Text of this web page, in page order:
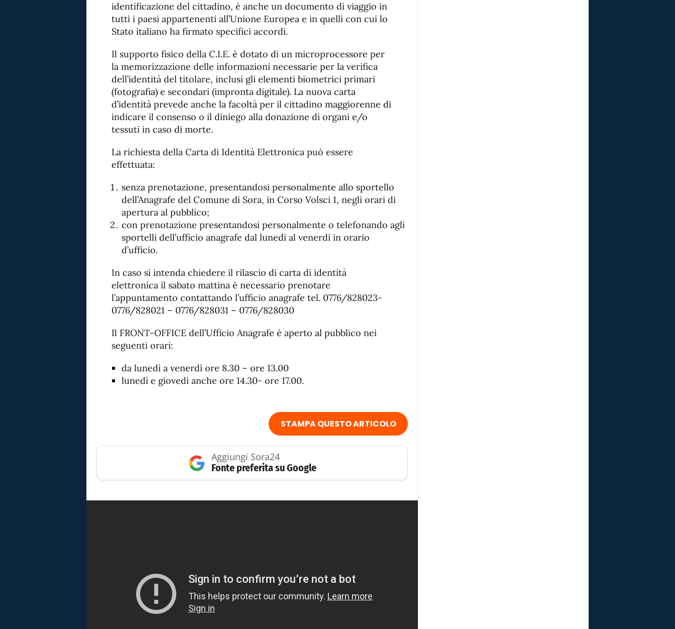
identificazione del cittadino, è anche un documento di viaggio in
tutti i paesi appartenenti all’Unione Europea e in quelli con cui lo
Stato italiano ha firmato specifici accordi.
Il supporto fisico della C.I.E. è dotato di un microprocessore per
la memorizzazione delle informazioni necessarie per la verifica
dell’identità del titolare, inclusi gli elementi biometrici primari
(fotografia) e secondari (impronta digitale). La nuova carta
d’identità prevede anche la facoltà per il cittadino maggiorenne di
indicare il consenso o il diniego alla donazione di organi e/o
tessuti in caso di morte.
La richiesta della Carta di Identità Elettronica può essere
effettuata:
senza prenotazione, presentandosi personalmente allo sportello
dell’Anagrafe del Comune di Sora, in Corso Volsci 1, negli orari di
apertura al pubblico;
con prenotazione presentandosi personalmente o telefonando agli
sportelli dell’ufficio anagrafe dal lunedì al venerdì in orario
d’ufficio.
In caso si intenda chiedere il rilascio di carta di identità
elettronica il sabato mattina è necessario prenotare
l’appuntamento contattando l’ufficio anagrafe tel. 0776/828023-
0776/828021 – 0776/828031 – 0776/828030
Il FRONT-OFFICE dell’Ufficio Anagrafe è aperto al pubblico nei
seguenti orari:
da lunedì a venerdì ore 8.30 – ore 13.00
lunedì e giovedì anche ore 14.30- ore 17.00.
STAMPA QUESTO ARTICOLO
Aggiungi Sora24
Fonte preferita su Google